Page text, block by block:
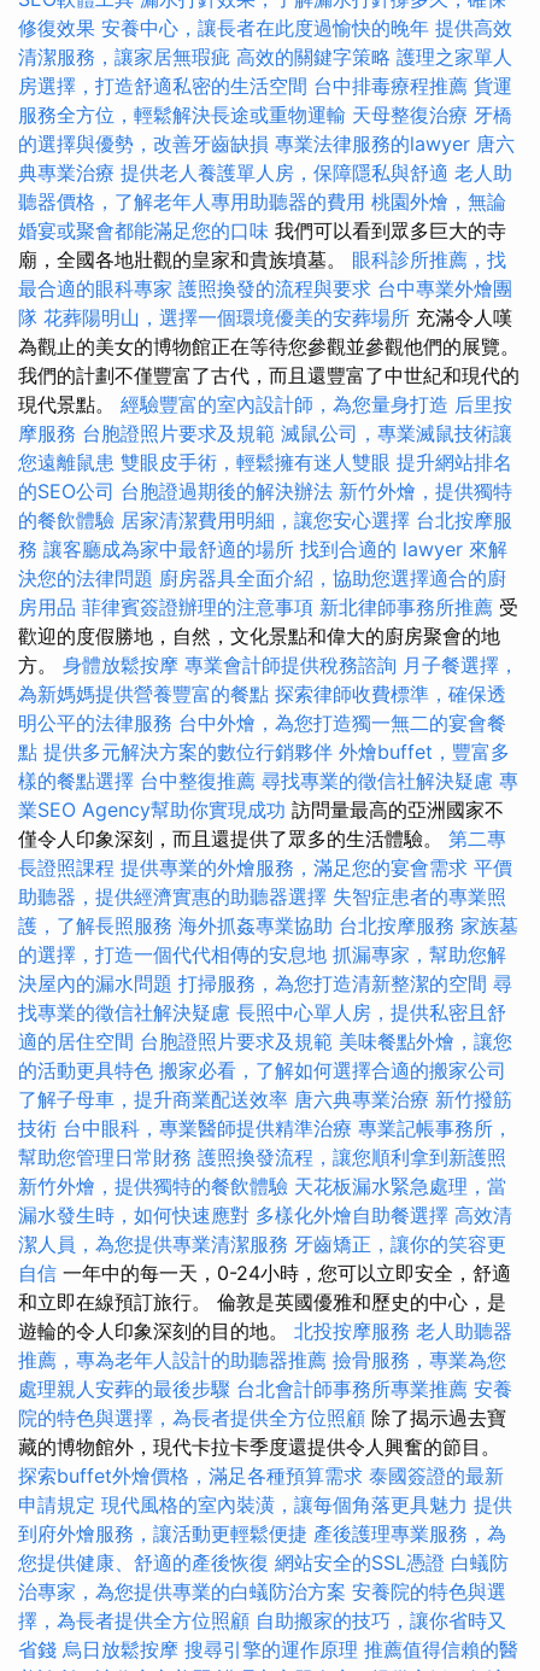
修復效果 安養中心，讓長者在此度過愉快的晚年 提供高效
清潔服務，讓家居無瑕疵 高效的關鍵字策略 護理之家單人
房選擇，打造舒適私密的生活空間 台中排毒療程推薦 貨運
服務全方位，輕鬆解決長途或重物運輸 天母整復治療 牙橋
的選擇與優勢，改善牙齒缺損 專業法律服務的lawyer 唐六
典專業治療 提供老人養護單人房，保障隱私與舒適 老人助
聽器價格，了解老年人專用助聽器的費用 桃園外燴，無論
婚宴或聚會都能滿足您的口味 我們可以看到眾多巨大的寺
廟，全國各地壯觀的皇家和貴族墳墓。 眼科診所推薦，找
最合適的眼科專家 護照換發的流程與要求 台中專業外燴團
隊 花葬陽明山，選擇一個環境優美的安葬場所 充滿令人嘆
為觀止的美女的博物館正在等待您參觀並參觀他們的展覽。
我們的計劃不僅豐富了古代，而且還豐富了中世紀和現代的
現代景點。 經驗豐富的室內設計師，為您量身打造 后里按
摩服務 台胞證照片要求及規範 滅鼠公司，專業滅鼠技術讓
您遠離鼠患 雙眼皮手術，輕鬆擁有迷人雙眼 提升網站排名
的SEO公司 台胞證過期後的解決辦法 新竹外燴，提供獨特
的餐飲體驗 居家清潔費用明細，讓您安心選擇 台北按摩服
務 讓客廳成為家中最舒適的場所 找到合適的 lawyer 來解
決您的法律問題 廚房器具全面介紹，協助您選擇適合的廚
房用品 菲律賓簽證辦理的注意事項 新北律師事務所推薦 受
歡迎的度假勝地，自然，文化景點和偉大的廚房聚會的地
方。 身體放鬆按摩 專業會計師提供稅務諮詢 月子餐選擇，
為新媽媽提供營養豐富的餐點 探索律師收費標準，確保透
明公平的法律服務 台中外燴，為您打造獨一無二的宴會餐
點 提供多元解決方案的數位行銷夥伴 外燴buffet，豐富多
樣的餐點選擇 台中整復推薦 尋找專業的徵信社解決疑慮 專
業SEO Agency幫助你實現成功 訪問量最高的亞洲國家不
僅令人印象深刻，而且還提供了眾多的生活體驗。 第二專
長證照課程 提供專業的外燴服務，滿足您的宴會需求 平價
助聽器，提供經濟實惠的助聽器選擇 失智症患者的專業照
護，了解長照服務 海外抓姦專業協助 台北按摩服務 家族墓
的選擇，打造一個代代相傳的安息地 抓漏專家，幫助您解
決屋內的漏水問題 打掃服務，為您打造清新整潔的空間 尋
找專業的徵信社解決疑慮 長照中心單人房，提供私密且舒
適的居住空間 台胞證照片要求及規範 美味餐點外燴，讓您
的活動更具特色 搬家必看，了解如何選擇合適的搬家公司
了解子母車，提升商業配送效率 唐六典專業治療 新竹撥筋
技術 台中眼科，專業醫師提供精準治療 專業記帳事務所，
幫助您管理日常財務 護照換發流程，讓您順利拿到新護照
新竹外燴，提供獨特的餐飲體驗 天花板漏水緊急處理，當
漏水發生時，如何快速應對 多樣化外燴自助餐選擇 高效清
潔人員，為您提供專業清潔服務 牙齒矯正，讓你的笑容更
自信 一年中的每一天，0-24小時，您可以立即安全，舒適
和立即在線預訂旅行。 倫敦是英國優雅和歷史的中心，是
遊輪的令人印象深刻的目的地。 北投按摩服務 老人助聽器
推薦，專為老年人設計的助聽器推薦 撿骨服務，專業為您
處理親人安葬的最後步驟 台北會計師事務所專業推薦 安養
院的特色與選擇，為長者提供全方位照顧 除了揭示過去寶
藏的博物館外，現代卡拉卡季度還提供令人興奮的節目。
探索buffet外燴價格，滿足各種預算需求 泰國簽證的最新
申請規定 現代風格的室內裝潢，讓每個角落更具魅力 提供
到府外燴服務，讓活動更輕鬆便捷 產後護理專業服務，為
您提供健康、舒適的產後恢復 網站安全的SSL憑證 白蟻防
治專家，為您提供專業的白蟻防治方案 安養院的特色與選
擇，為長者提供全方位照顧 自助搬家的技巧，讓你省時又
省錢 烏日放鬆按摩 搜尋引擎的運作原理 推薦值得信賴的醫